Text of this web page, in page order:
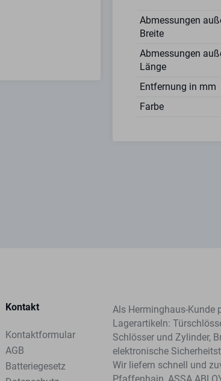
Abmessungen
Breite
Abmessungen
Länge
Entfernung in mm
Farbe
Kontakt
Kontaktformular
AGB
Batteriegesetz
Als Herminghaus-Kunde
Lagerartikeln:
Schlösser und Zylinder,
elektronische
Wir liefern schnell und
Pfaffenhain, ASSA